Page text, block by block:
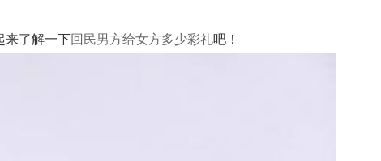
来了解一下回民男方给女方多少彩礼吧！